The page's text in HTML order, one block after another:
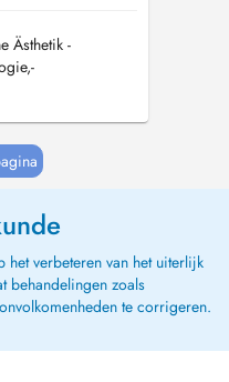
Ästhetik -
Tinnitus
Zahnmedizin -
Implantationen -
het verbeteren van het uiterlijk
behandelingen zoals
te corrigeren.